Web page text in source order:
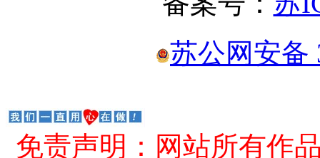
苏公网安备
免责声明：网站所有作